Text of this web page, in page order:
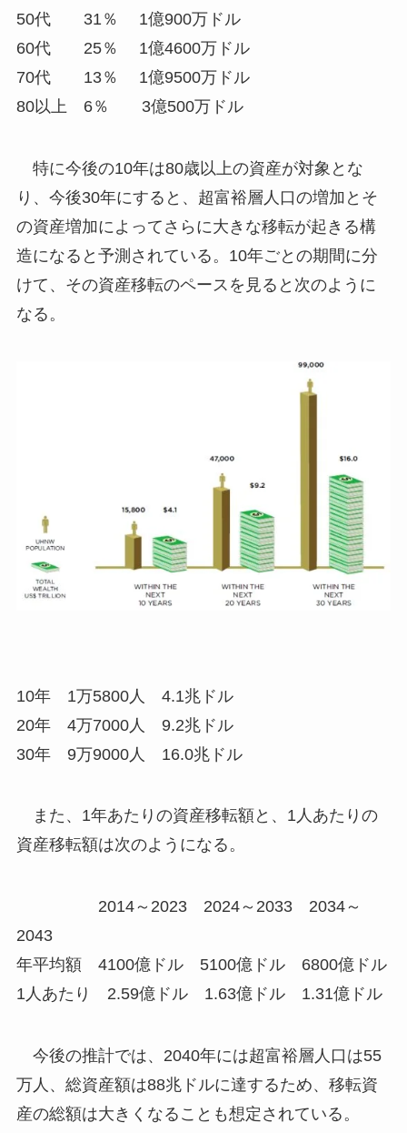
50代 31％ 1億900万ドル
60代 25％ 1億4600万ドル
70代 13％ 1億9500万ドル
80以上 6％ 3億500万ドル
特に今後の10年は80歳以上の資産が対象とな
り、今後30年にすると、超富裕層人口の増加とそ
の資産増加によってさらに大きな移転が起きる構
造になると予測されている。10年ごとの期間に分
けて、その資産移転のペースを見ると次のように
なる。
10年 1万5800人 4.1兆ドル
20年 4万7000人 9.2兆ドル
30年 9万9000人 16.0兆ドル
また、1年あたりの資産移転額と、1人あたりの
資産移転額は次のようになる。
2014～2023 2024～2033 2034～
2043
年平均額 4100億ドル 5100億ドル 6800億ドル
1人あたり 2.59億ドル 1.63億ドル 1.31億ドル
今後の推計では、2040年には超富裕層人口は55
万人、総資産額は88兆ドルに達するため、移転資
産の総額は大きくなることも想定されている。